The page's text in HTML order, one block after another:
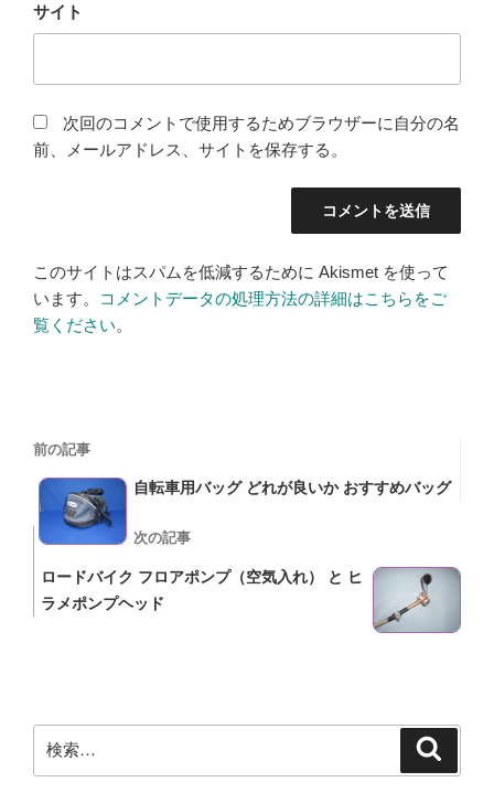
サイト
次回のコメントで使用するためブラウザーに自分の名
前、メールアドレス、サイトを保存する。
このサイトはスパムを低減するために Akismet を使って
います。
コメントデータの処理方法の詳細はこちらをご
覧ください。
投
稿
ナ
ビ
ゲ
ー
ン
過
去
の
投
前の記事
自転車用バッグ どれが良いか おすすめバッグ
次
投
稿
次の記事
ロードバイク フロアポンプ（空気入れ） と ヒ
ラメポンプヘッド
索: